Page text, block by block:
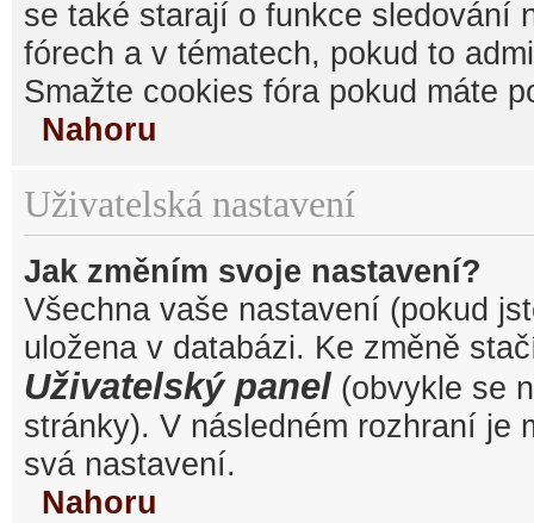
se také starají o funkce sledování
fórech a v tématech, pokud to
Smažte cookies fóra pokud máte
Nahoru
Uživatelská nastavení
Jak změním svoje nastavení?
Všechna vaše nastavení (pokud
uložena v databázi. Ke změně
Uživatelský panel (obvykle se
stránky). V následném rozhraní je
svá nastavení.
Nahoru